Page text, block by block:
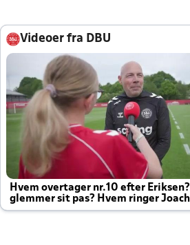
Videoer fra DBU
Hvem overtager nr.10 efter
glemmer sit pas? Hvem ringer
altid til efter kampe?